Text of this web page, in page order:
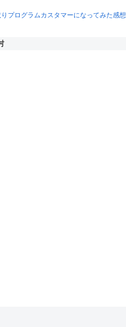
プログラムカスタマーになってみた感想